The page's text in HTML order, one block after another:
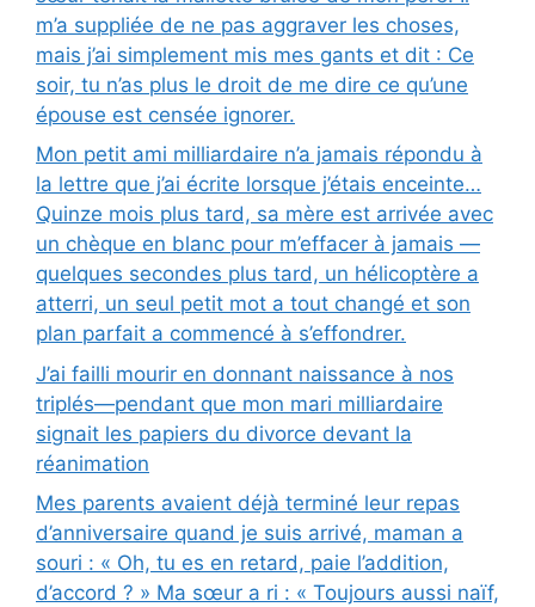
m’a suppliée de ne pas aggraver les choses,
mais j’ai simplement mis mes gants et dit : Ce
soir, tu n’as plus le droit de me dire ce qu’une
épouse est censée ignorer.
Mon petit ami milliardaire n’a jamais répondu à
la lettre que j’ai écrite lorsque j’étais enceinte…
Quinze mois plus tard, sa mère est arrivée avec
un chèque en blanc pour m’effacer à jamais —
quelques secondes plus tard, un hélicoptère a
atterri, un seul petit mot a tout changé et son
plan parfait a commencé à s’effondrer.
J’ai failli mourir en donnant naissance à nos
triplés—pendant que mon mari milliardaire
signait les papiers du divorce devant la
réanimation
Mes parents avaient déjà terminé leur repas
d’anniversaire quand je suis arrivé, maman a
souri : « Oh, tu es en retard, paie l’addition,
d’accord ? » Ma sœur a ri : « Toujours aussi naïf,